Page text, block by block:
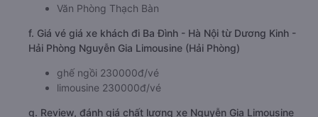
Giờ đến nơi ở Ba Đình - Hà Nội: 5:18, 5:19, 6:18,
Thời gian chạy từ Dương Kinh - Hải Phòng đi Ba Đình
- Hà Nội của nhà xeNguyễn Gia Limousine (Hải
Phòng)khoảng: 1.3 giờ
d. Các điểm đón khách của nhà xe Nguyễn Gia Limousine
(Hải Phòng)